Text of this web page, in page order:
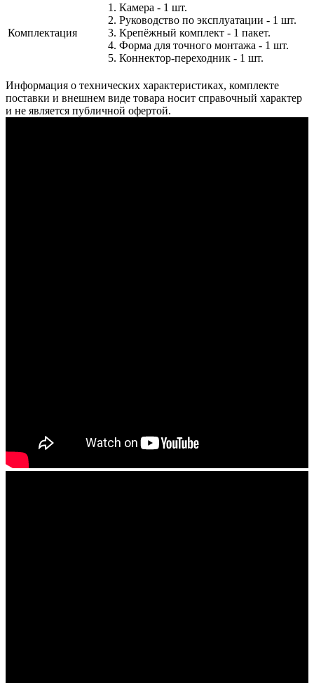
Комплектация
1. Камера - 1 шт.
2. Руководство по эксплуатации - 1 шт.
3. Крепёжный комплект - 1 пакет.
4. Форма для точного монтажа - 1 шт.
5. Коннектор-переходник - 1 шт.
Информация о технических характеристиках, комплекте
поставки и внешнем виде товара носит справочный характер
и не является публичной офертой.